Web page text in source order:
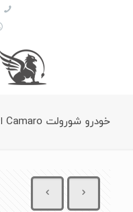
خودرو شورولت Camaro اتوماتیک سال 1974